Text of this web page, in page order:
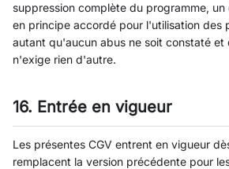
suppression complète du programme, un
en principe accordé pour l'utilisation des
autant qu'aucun abus ne soit constaté
n'exige rien d'autre.
16. Entrée en vigueur
Les présentes CGV entrent en vigueur
remplacent la version précédente pour